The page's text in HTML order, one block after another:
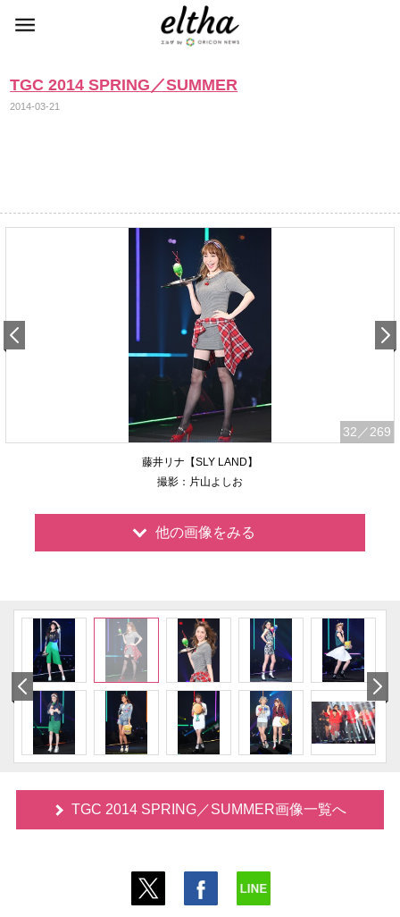
TGC 2014 SPRING／SUMMER
2014-03-21
32 ／269
藤井リナ【SLY LAND】
撮影：片山よしお
他の画像をみる
TGC 2014 SPRING／SUMMER画像一覧へ